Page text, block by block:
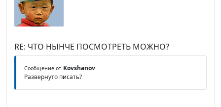
RE: ЧТО НЫНЧЕ ПОСМОТРЕТЬ МОЖНО?
Сообщение от Kovshanov
Развернуто писать?